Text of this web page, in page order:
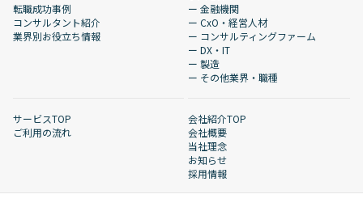
転職成功事例
コンサルタント紹介
業界別お役立ち情報
ー 金融機関
ー CxO・経営人材
ー コンサルティングファーム
ー DX・IT
ー 製造
ー その他業界・職種
サービスTOP
ご利用の流れ
会社紹介TOP
会社概要
当社理念
お知らせ
採用情報